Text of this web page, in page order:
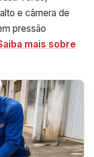
e câmera de
pressão
mais sobre